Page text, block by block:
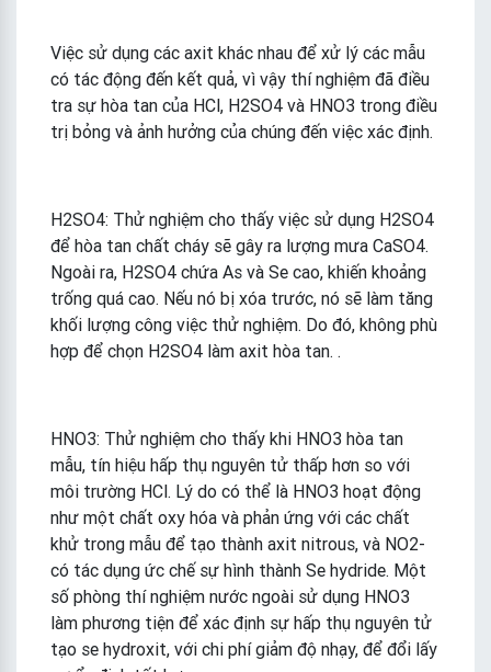
Việc sử dụng các axit khác nhau để xử lý các mẫu
có tác động đến kết quả, vì vậy thí nghiệm đã điều
tra sự hòa tan của HCl, H2SO4 và HNO3 trong điều
trị bỏng và ảnh hưởng của chúng đến việc xác định.
H2SO4: Thử nghiệm cho thấy việc sử dụng H2SO4
để hòa tan chất cháy sẽ gây ra lượng mưa CaSO4.
Ngoài ra, H2SO4 chứa As và Se cao, khiến khoảng
trống quá cao. Nếu nó bị xóa trước, nó sẽ làm tăng
khối lượng công việc thử nghiệm. Do đó, không phù
hợp để chọn H2SO4 làm axit hòa tan. .
HNO3: Thử nghiệm cho thấy khi HNO3 hòa tan
mẫu, tín hiệu hấp thụ nguyên tử thấp hơn so với
môi trường HCl. Lý do có thể là HNO3 hoạt động
như một chất oxy hóa và phản ứng với các chất
khử trong mẫu để tạo thành axit nitrous, và NO2-
có tác dụng ức chế sự hình thành Se hydride. Một
số phòng thí nghiệm nước ngoài sử dụng HNO3
làm phương tiện để xác định sự hấp thụ nguyên tử
tạo se hydroxit, với chi phí giảm độ nhạy, để đổi lấy